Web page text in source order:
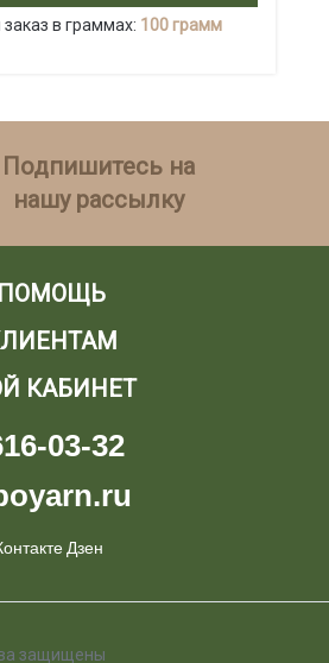
в граммах: 100 грамм
Подпишитесь на
нашу рассылку
ПОМОЩЬ
КАБИНЕТ
03-32
Дзен
защищены